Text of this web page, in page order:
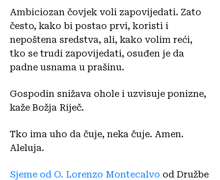
Ambiciozan čovjek voli zapovijedati. Zato
često, kako bi postao prvi, koristi i
nepoštena sredstva, ali, kako volim reći,
tko se trudi zapovijedati, osuđen je da
padne usnama u prašinu.
Gospodin snižava ohole i uzvisuje ponizne,
kaže Božja Riječ.
Tko ima uho da čuje, neka čuje. Amen.
Aleluja.
Sjeme od O. Lorenzo Montecalvo od Družbe